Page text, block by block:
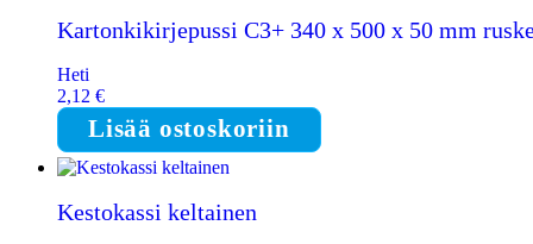
Kartonkikirjepussi C3+ 340 x 500 x 50 mm
Heti
2,12 €
Lisää ostoskoriin
Kestokassi keltainen